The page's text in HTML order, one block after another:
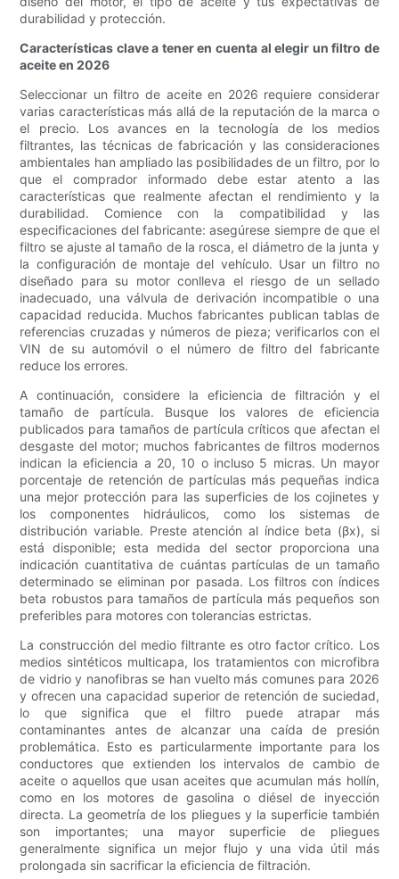
durabilidad y protección.
Características clave a tener en cuenta al elegir un filtro de
aceite en 2026
Seleccionar un filtro de aceite en 2026 requiere considerar
varias características más allá de la reputación de la marca o
el precio. Los avances en la tecnología de los medios
filtrantes, las técnicas de fabricación y las consideraciones
ambientales han ampliado las posibilidades de un filtro, por lo
que el comprador informado debe estar atento a las
características que realmente afectan el rendimiento y la
durabilidad. Comience con la compatibilidad y las
especificaciones del fabricante: asegúrese siempre de que el
filtro se ajuste al tamaño de la rosca, el diámetro de la junta y
la configuración de montaje del vehículo. Usar un filtro no
diseñado para su motor conlleva el riesgo de un sellado
inadecuado, una válvula de derivación incompatible o una
capacidad reducida. Muchos fabricantes publican tablas de
referencias cruzadas y números de pieza; verificarlos con el
VIN de su automóvil o el número de filtro del fabricante
reduce los errores.
A continuación, considere la eficiencia de filtración y el
tamaño de partícula. Busque los valores de eficiencia
publicados para tamaños de partícula críticos que afectan el
desgaste del motor; muchos fabricantes de filtros modernos
indican la eficiencia a 20, 10 o incluso 5 micras. Un mayor
porcentaje de retención de partículas más pequeñas indica
una mejor protección para las superficies de los cojinetes y
los componentes hidráulicos, como los sistemas de
distribución variable. Preste atención al índice beta (βx), si
está disponible; esta medida del sector proporciona una
indicación cuantitativa de cuántas partículas de un tamaño
determinado se eliminan por pasada. Los filtros con índices
beta robustos para tamaños de partícula más pequeños son
preferibles para motores con tolerancias estrictas.
La construcción del medio filtrante es otro factor crítico. Los
medios sintéticos multicapa, los tratamientos con microfibra
de vidrio y nanofibras se han vuelto más comunes para 2026
y ofrecen una capacidad superior de retención de suciedad,
lo que significa que el filtro puede atrapar más
contaminantes antes de alcanzar una caída de presión
problemática. Esto es particularmente importante para los
conductores que extienden los intervalos de cambio de
aceite o aquellos que usan aceites que acumulan más hollín,
como en los motores de gasolina o diésel de inyección
directa. La geometría de los pliegues y la superficie también
son importantes; una mayor superficie de pliegues
generalmente significa un mejor flujo y una vida útil más
prolongada sin sacrificar la eficiencia de filtración.